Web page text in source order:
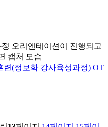
련(정보화 강사육성과정) OT